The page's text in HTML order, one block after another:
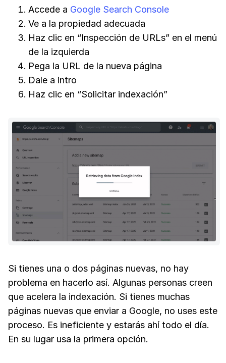
Accede a Google Search Console
Ve a la propiedad adecuada
Haz clic en “Inspección de URLs” en el menú
de la izquierda
Pega la URL de la nueva página
Dale a intro
Haz clic en “Solicitar indexación”
Si tienes una o dos páginas nuevas, no hay
problema en hacerlo así. Algunas personas creen
que acelera la indexación. Si tienes muchas
páginas nuevas que enviar a Google, no uses este
proceso. Es ineficiente y estarás ahí todo el día.
En su lugar usa la primera opción.